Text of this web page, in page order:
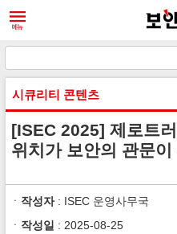
시큐리티 콘텐츠
[ISEC 2025] 제로트
위치가 보안의 관문이
ㆍ 작성자: ISEC 운영사무국
ㆍ 작성일 : 2025-08-25